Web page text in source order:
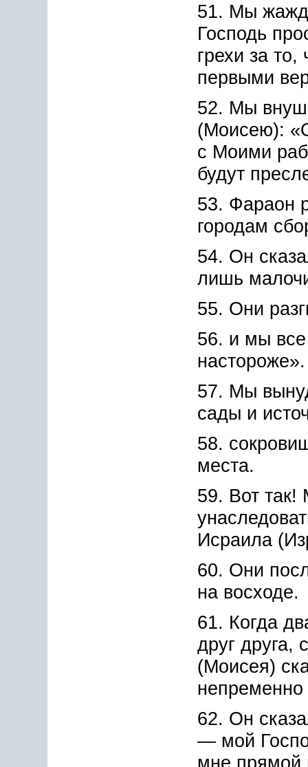
51. Мы
Господь
грехи за
первыми
52. Мы
(Моисею):
с Моими
будут
53. Фараон
городам
54. Он
лишь
55. Они
56. и мы
настороже».
57. Мы
сады и
58.
места.
59. Вот
Исраила
60. Они
на восходе.
61. Когда
друг друга,
(Моисея)
непременно
62. Он
— мой
мне прямой